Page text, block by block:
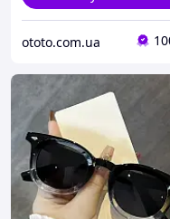
ototo.com.ua